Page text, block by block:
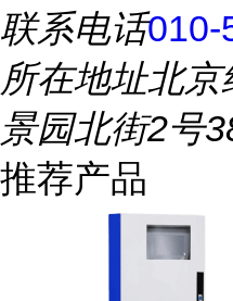
联系电话010-
所在地址北京
景园北街2号
推荐产品